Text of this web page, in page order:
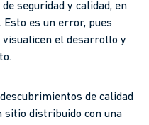
seguridad y calidad, en
es un error, pues
visualicen el desarrollo y
de calidad
sitio distribuido con una